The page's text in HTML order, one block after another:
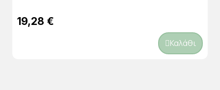
19,28 €
Καλάθι